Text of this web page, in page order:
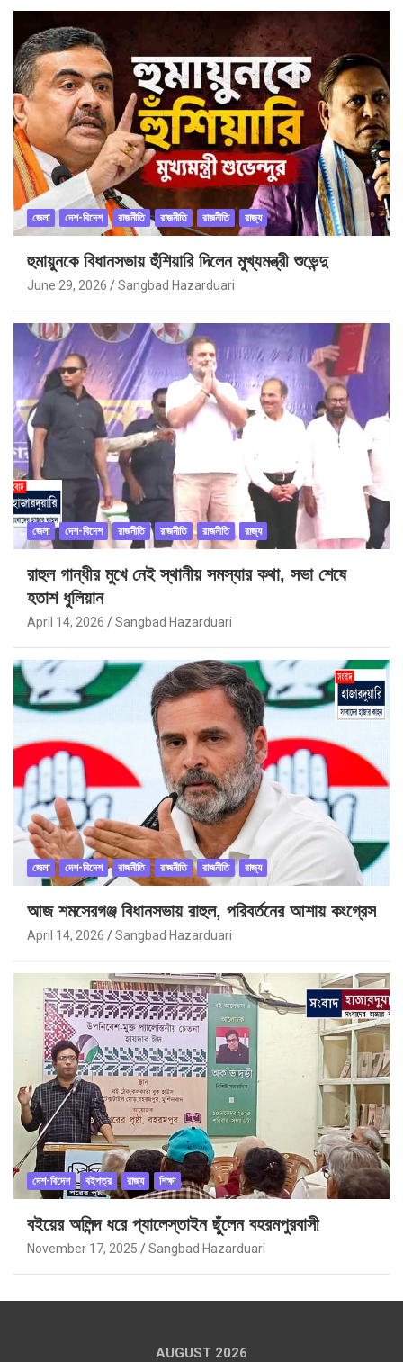
জেলা দেশ-বিদেশ রাজনীতি রাজনীতি রাজনীতি রাজ্য
হুমায়ুনকে বিধানসভায় হুঁশিয়ারি দিলেন মুখ্যমন্ত্রী শুভেন্দু
June 29, 2026 Sangbad Hazarduari
জেলা দেশ-বিদেশ রাজনীতি রাজনীতি রাজনীতি রাজ্য
রাহুল গান্ধীর মুখে নেই স্থানীয় সমস্যার কথা, সভা শেষে
হতাশ ধুলিয়ান
April 14, 2026 Sangbad Hazarduari
জেলা দেশ-বিদেশ রাজনীতি রাজনীতি রাজনীতি রাজ্য
আজ শমসেরগঞ্জ বিধানসভায় রাহুল, পরিবর্তনের আশায় কংগ্রেস
April 14, 2026 Sangbad Hazarduari
দেশ-বিদেশ বইপত্র রাজ্য শিক্ষা
বইয়ের অলিন্দ ধরে প্যালেস্তাইন ছুঁলেন বহরমপুরবাসী
November 17, 2025 Sangbad Hazarduari
AUGUST 2026